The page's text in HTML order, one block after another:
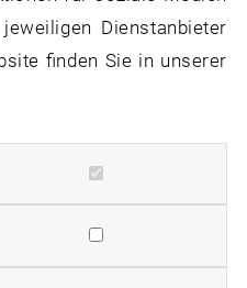
und/
der eingereichten
,
zu gestalten. Der Fokus
z.B. FußgängerInnen,
Dienstanbieter
finden Sie in unserer